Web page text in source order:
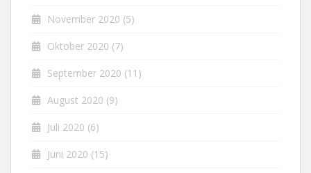
November 2020 (5)
Oktober 2020 (7)
September 2020 (11)
August 2020 (9)
Juli 2020 (6)
Juni 2020 (15)